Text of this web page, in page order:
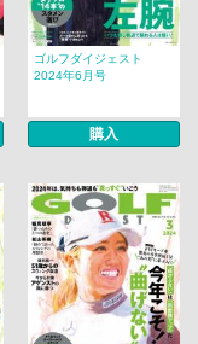
ゴルフダイジェスト
2024年6月号
購入